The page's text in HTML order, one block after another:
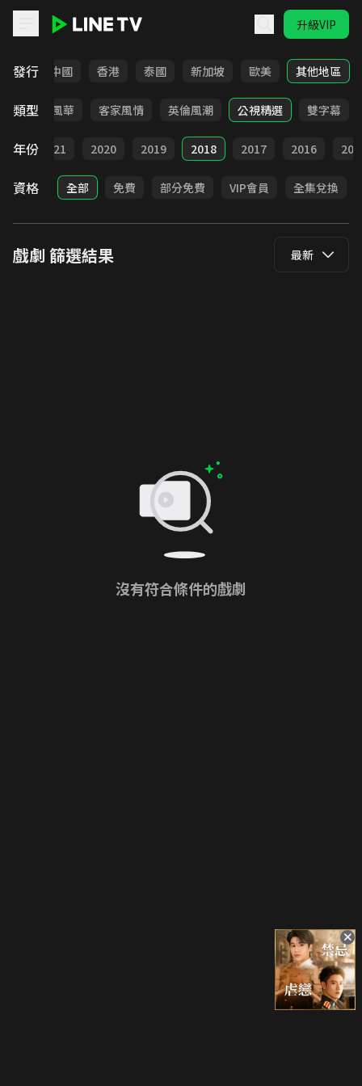
升級VIP
發行
韓國 中國 香港 泰國 新加坡 歐美 其他地區
類型台語風華 客家風情 英倫風潮 公視精選 雙字幕
年份 2021 2020 2019 2018 2017 2016
資格 全部 免費 部分免費 VIP會員 全集兌換
戲劇 篩選結果 最新
沒有符合條件的戲劇